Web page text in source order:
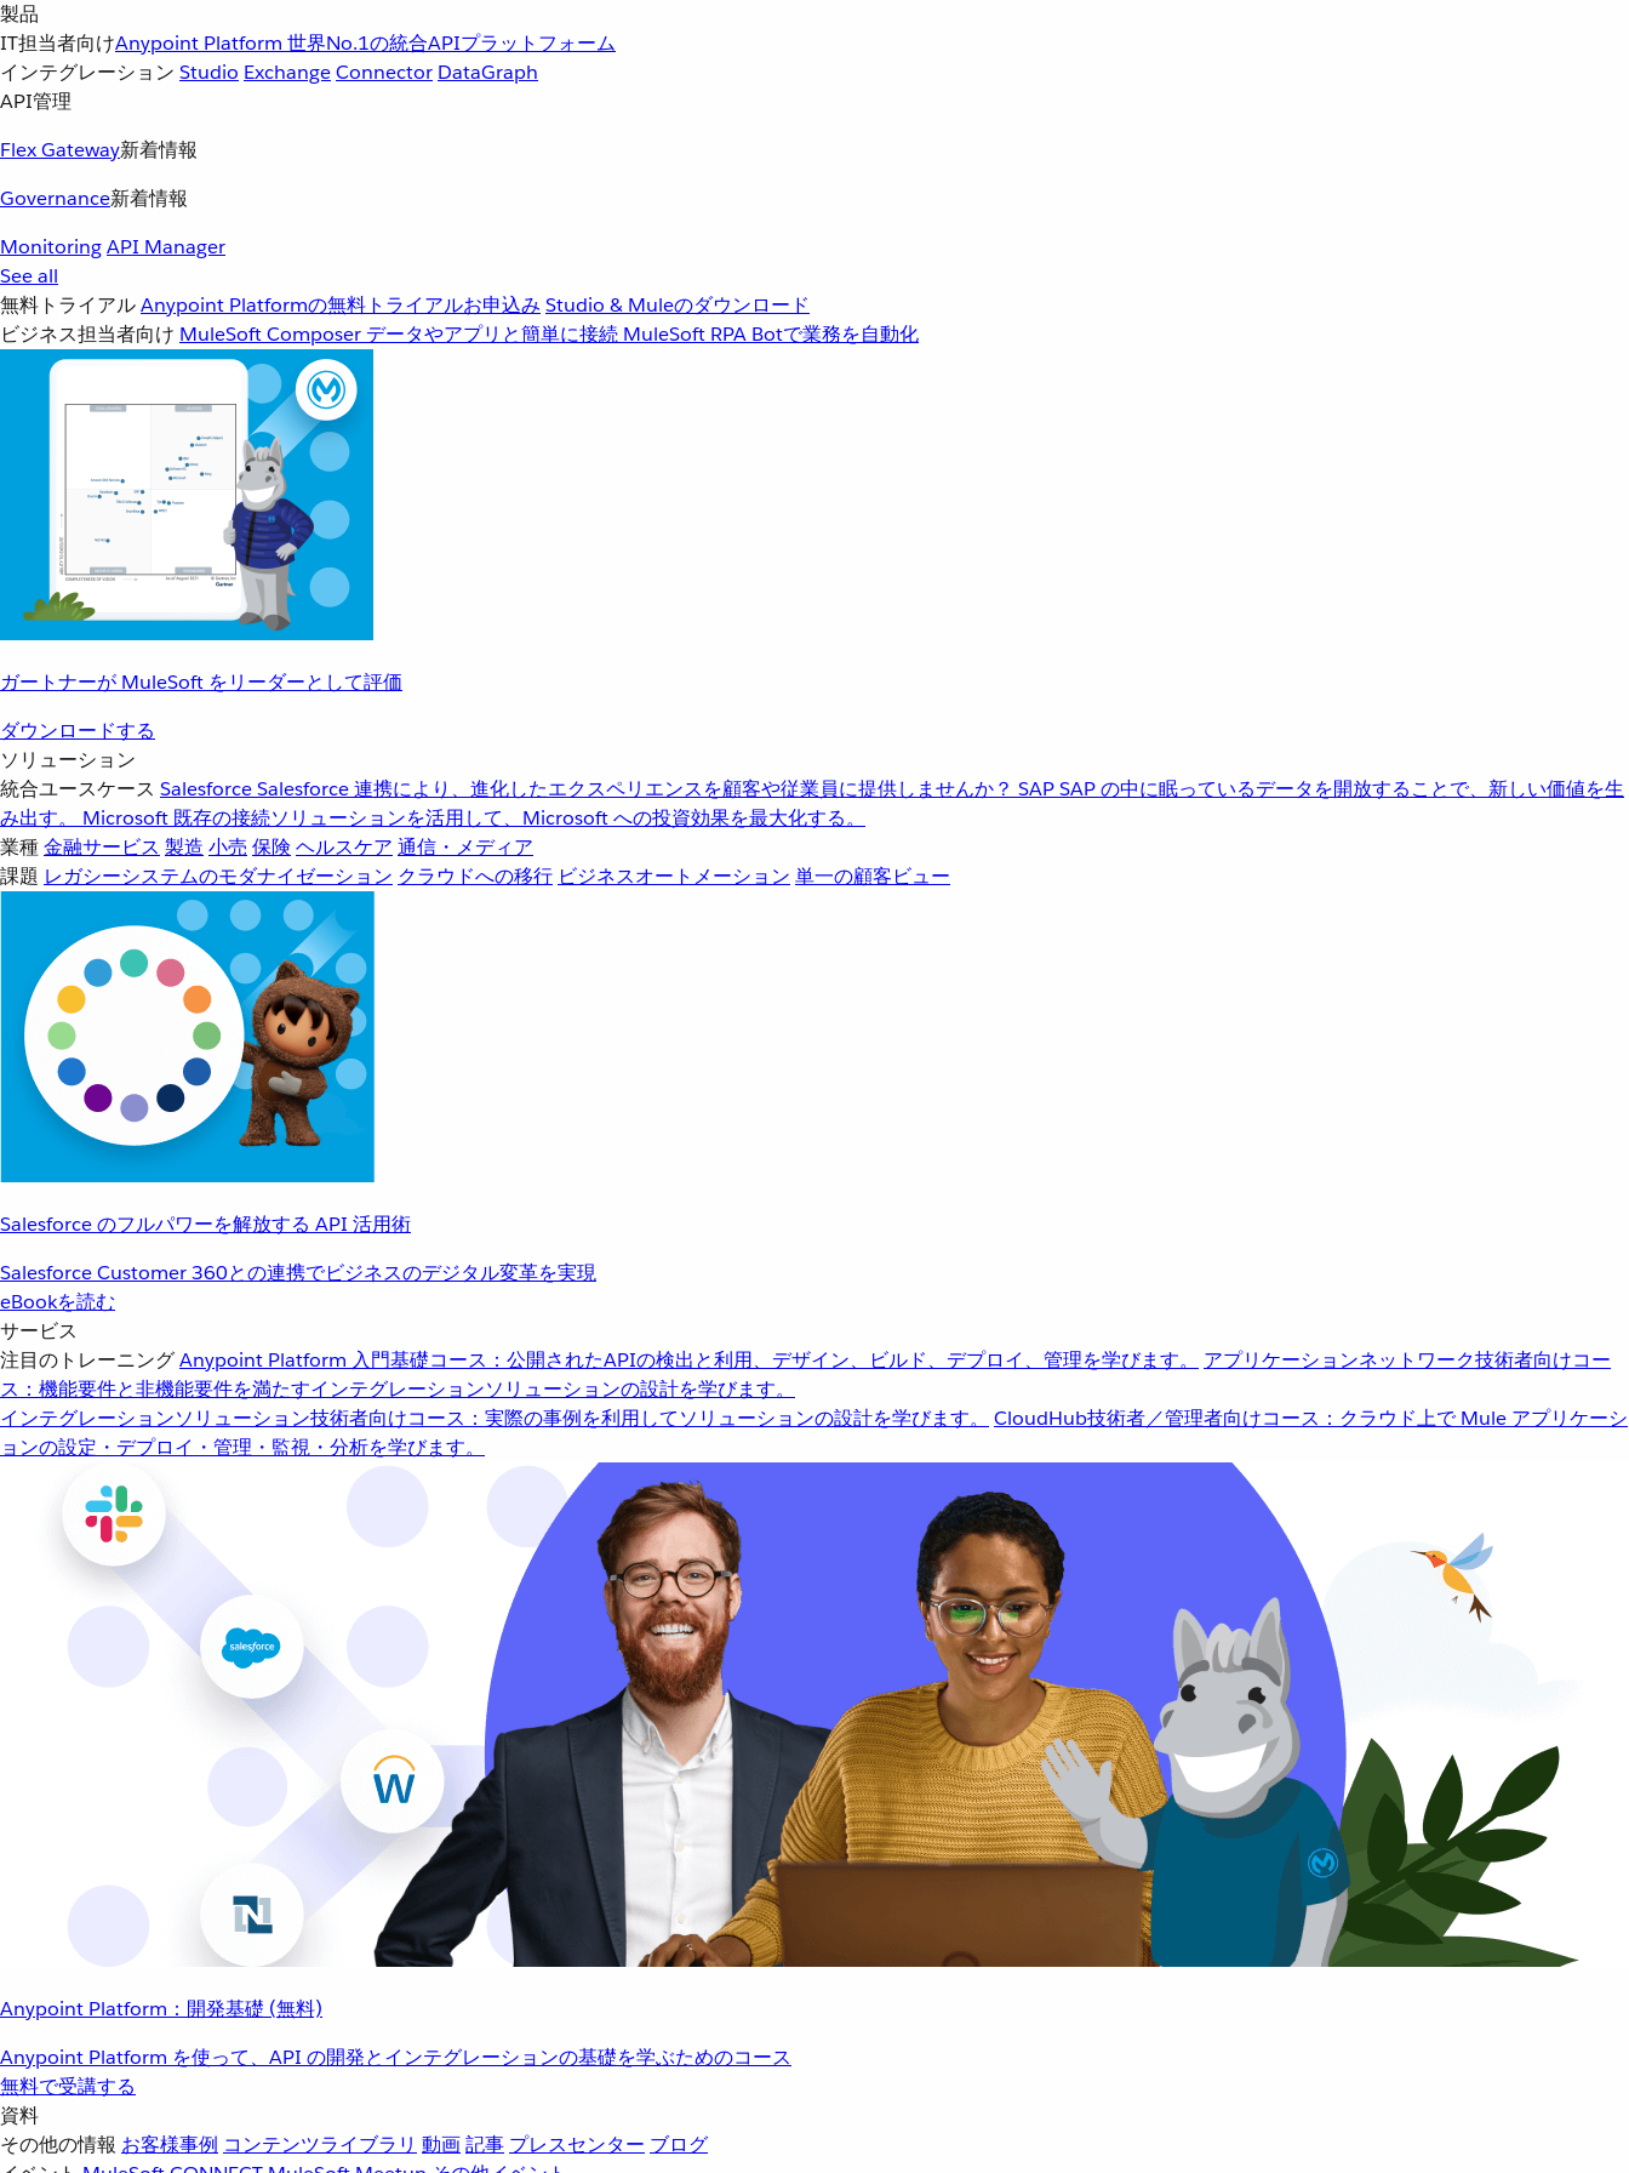
製品
IT担当者向けAnypoint Platform 世界No.1の統合APIプラットフォーム
インテグレーション Studio ExchangeConnector DataGraph
API管理
Flex Gateway新着情報
Governance新着情報
MonitoringAPI Manager
See all
無料トライアルAnypoint Platformの無料トライアルお申込み Studio & Muleのダウンロード
ビジネス担当者向け MuleSoft Composer データやアプリと簡単に接続 MuleSoft RPA Botで業務を自動化
ガートナーが MuleSoft をリーダーとして評価
ダウンロードする
ソリューション
統合ユースケース SalesforceSalesforce 連携により、進化したエクスペリエンスを顧客や従業員に提供しませんか？ SAPSAP の中に眠っているデータを開放することで、新しい価値を生
み出す。
Microsoft 既存の接続ソリューションを活用して、Microsoft への投資効果を最大化する。
業種金融サービス 製造 小売 保険 ヘルスケア 通信・メディア
課題 レガシーシステムのモダナイゼーション クラウドへの移行 ビジネスオートメーション 単一の顧客ビュー
Salesforce のフルパワーを解放する API 活用術
Salesforce Customer 360との連携でビジネスのデジタル変革を実現
eBookを読む
サービス
注目のトレーニングAnypoint Platform 入門基礎コース：公開されたAPIの検出と利用、デザイン、ビルド、デプロイ、管理を学びます。 アプリケーションネットワーク技術者向けコー
ス：機能要件と非機能要件を満たすインテグレーションソリューションの設計を学びます。
インテグレーションソリューション技術者向けコース：実際の事例を利用してソリューションの設計を学びます。 CloudHub技術者／管理者向けコース：クラウド上で Mule アプリケーシ
ョンの設定・デプロイ・管理・監視・分析を学びます。
Anypoint Platform：開発基礎 (無料)
Anypoint Platform を使って、API の開発とインテグレーションの基礎を学ぶためのコース
無料で受講する
資料
その他の情報 お客様事例 コンテンツライブラリ 動画記事 プレスセンター ブログ